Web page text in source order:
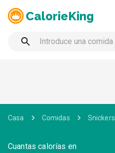
CalorieKing
Casa Comidas Snickers
Cuantas calorías en